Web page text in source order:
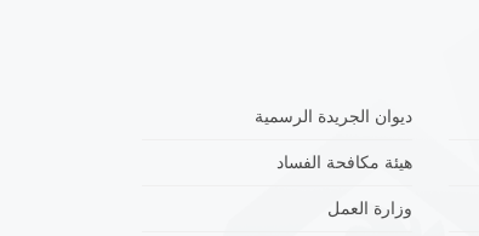
ديوان الجريدة الرسمية
هيئة مكافحة الفساد
وزارة العمل